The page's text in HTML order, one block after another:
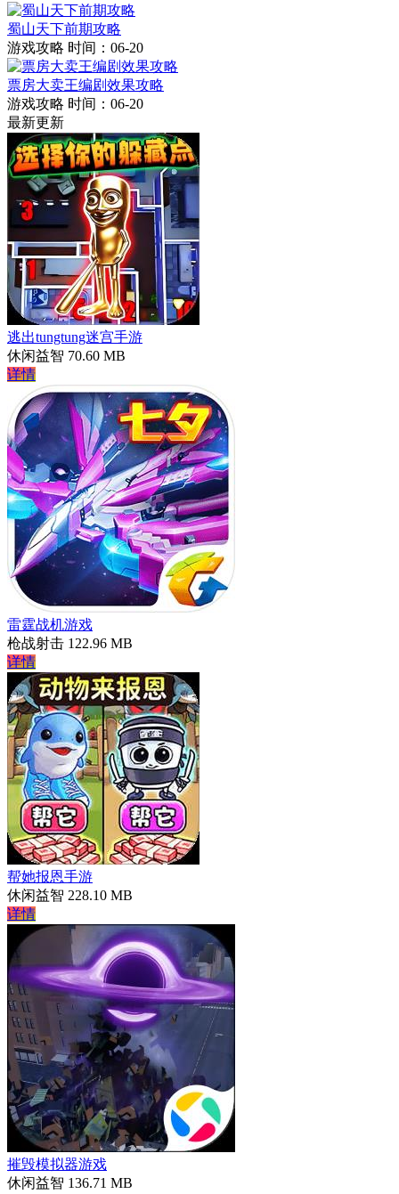
蜀山天下前期攻略
游戏攻略 时间：06-20
票房大卖王编剧效果攻略
游戏攻略 时间：06-20
最新更新
逃出tungtung迷宫手游
休闲益智 70.60 MB
详情
雷霆战机游戏
枪战射击 122.96 MB
详情
帮她报恩手游
休闲益智 228.10 MB
详情
摧毁模拟器游戏
休闲益智 136.71 MB